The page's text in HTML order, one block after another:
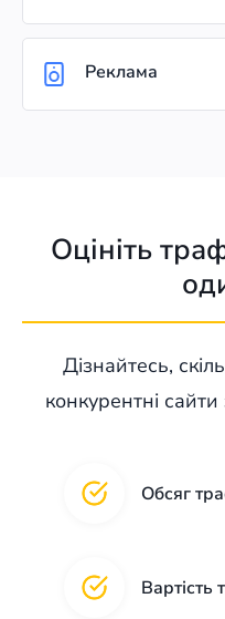
Реклама
Оцініть
Дізнайтесь,
конкурентні
Обсяг
Вартість